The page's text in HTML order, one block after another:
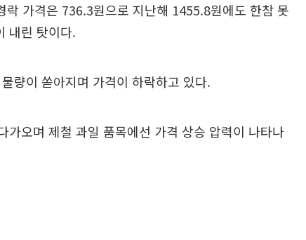
가격은 736.3원으로 지난해 1455.8원에도 한참 못
내린 탓이다.
량이 쏟아지며 가격이 하락하고 있다.
가오며 제철 과일 품목에선 가격 상승 압력이 나타나